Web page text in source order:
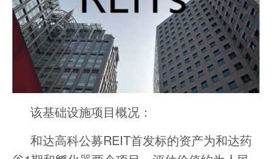
该基础设施项目概况：
和达高科公募REIT首发标的资产为和达药